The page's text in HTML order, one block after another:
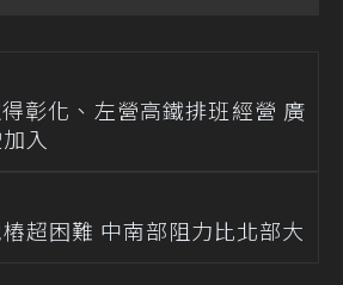
彰化、左營高鐵排班經營 廣
入
超困難 中南部阻力比北部大